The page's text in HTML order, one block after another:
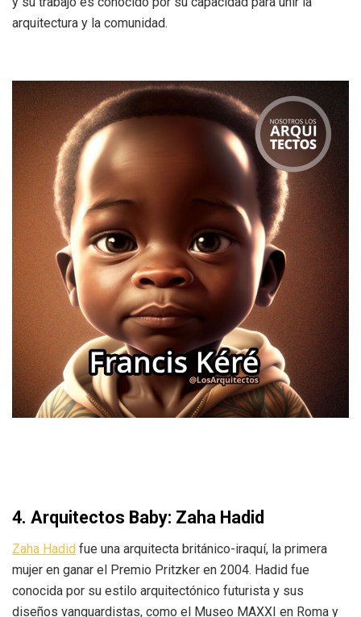
arquitectura y la comunidad.
4. Arquitectos Baby: Zaha Hadid
Zaha Hadid fue una arquitecta británico-iraquí, la primera
mujer en ganar el Premio Pritzker en 2004. Hadid fue
conocida por su estilo arquitectónico futurista y sus
diseños vanguardistas, como el Museo MAXXI en Roma y